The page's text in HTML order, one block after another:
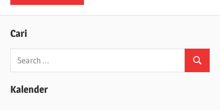
Cari
Search
for:
Search
Kalender